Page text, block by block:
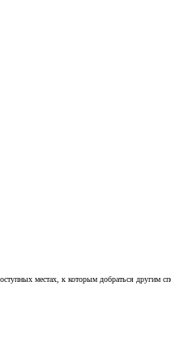
местах, к которым добраться другим